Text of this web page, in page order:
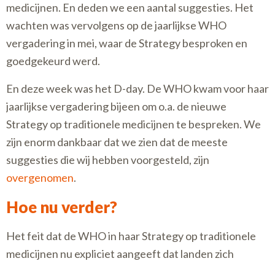
medicijnen. En deden we een aantal suggesties. Het
wachten was vervolgens op de jaarlijkse WHO
vergadering in mei, waar de Strategy besproken en
goedgekeurd werd.
En deze week was het D-day. De WHO kwam voor haar
jaarlijkse vergadering bijeen om o.a. de nieuwe
Strategy op traditionele medicijnen te bespreken. We
zijn enorm dankbaar dat we zien dat de meeste
suggesties die wij hebben voorgesteld, zijn
overgenomen.
Hoe nu verder?
Het feit dat de WHO in haar Strategy op traditionele
medicijnen nu expliciet aangeeft dat landen zich